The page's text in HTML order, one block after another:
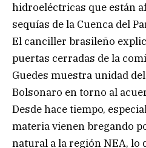
hidroeléctricas que están
sequías de la Cuenca del
El canciller brasileño
puertas cerradas de la
Guedes muestra unidad
Bolsonaro en torno al
Desde hace tiempo,
materia vienen bregando
natural a la región NEA, lo